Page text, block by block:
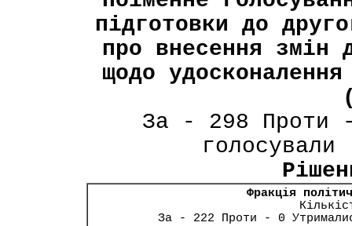
підготовки до
про внесення змін
щодо
За - 298 Проти
Фракція
За - 222 Проти - 0